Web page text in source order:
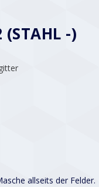
(STAHL -)
allseits der Felder.